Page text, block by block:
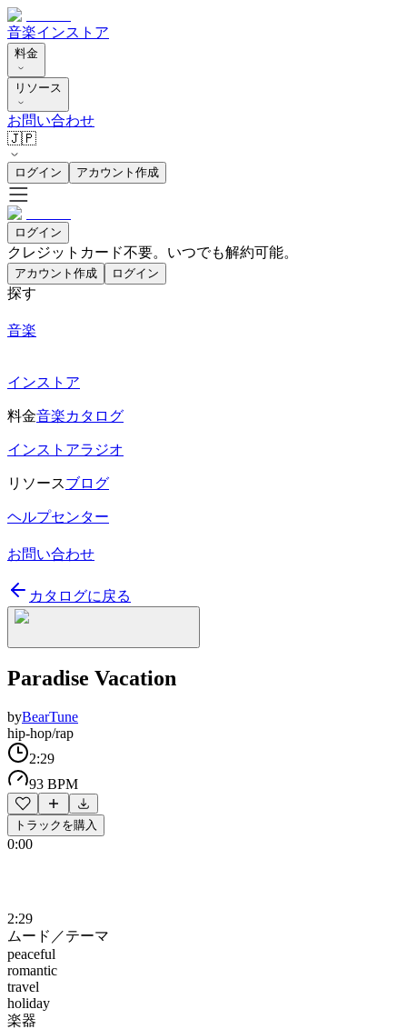
音楽インストア
料金
リソース
お問い合わせ
🇯🇵
ログイン アカウント作成
ログイン
クレジットカード不要。いつでも解約可能。
アカウント作成 ログイン
探す
音楽
インストア
料金音楽カタログ
インストアラジオ
リソースブログ
ヘルプセンター
お問い合わせ
カタログに戻る
Paradise Vacation
byBearTune
hip-hop/rap
2:29
93 BPM
トラックを購入
0:00
2:29
ムード／テーマ
peaceful
romantic
travel
holiday
楽器